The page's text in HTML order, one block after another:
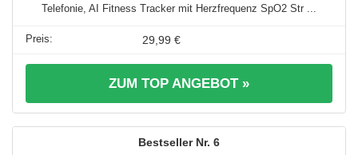
Telefonie, AI Fitness Tracker mit Herzfrequenz SpO2 Str ...
29,99 €
ZUM TOP ANGEBOT »
6